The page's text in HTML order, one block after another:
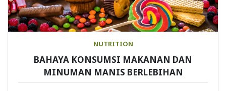
NUTRITION
BAHAYA KONSUMSI MAKANAN DAN
MINUMAN MANIS BERLEBIHAN